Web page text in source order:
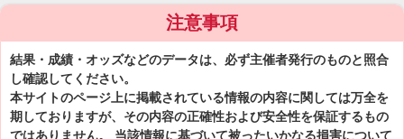
注意事項
結果・成績・オッズなどのデータは、必ず主催者発行のものと照合
し確認してください。
本サイトのページ上に掲載されている情報の内容に関しては万全を
期しておりますが、その内容の正確性および安全性を保証するもの
ではありません。 当該情報に基づいて被ったいかなる損害について